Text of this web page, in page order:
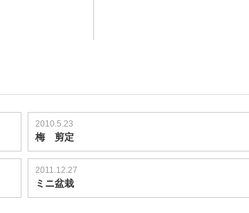
2010.5.23
梅 剪定
2011.12.27
ミニ盆栽